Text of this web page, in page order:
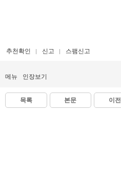
추천확인 신고 스팸신고
메뉴 인장보기
목록 본문 이전